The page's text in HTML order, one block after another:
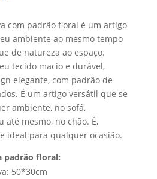
com padrão floral é um artigo
ambiente ao mesmo tempo
de natureza ao espaço.
tecido macio e durável,
elegante, com padrão de
É um artigo versátil que se
ambiente, no sofá,
até mesmo, no chão. É,
ideal para qualquer ocasião.
padrão floral:
50*30cm